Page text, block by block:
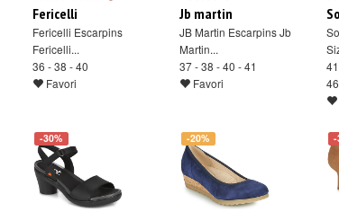
Fericelli
Fericelli Escarpins
Fericelli...
36 - 38 - 40
Favori
Jb martin
JB Martin Escarpins Jb
Martin...
37 - 38 - 40 - 41
Favori
46
-30% -20% -